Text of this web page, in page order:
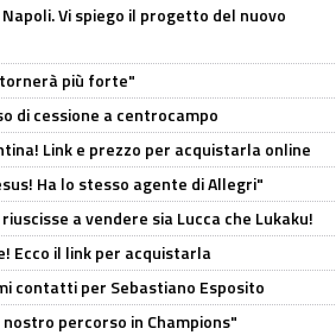
Vi spiego il progetto del nuovo
tornerà più forte"
di cessione a centrocampo
Link e prezzo per acquistarla online
Ha lo stesso agente di Allegri"
a vendere sia Lucca che Lukaku!
Ecco il link per acquistarla
contatti per Sebastiano Esposito
percorso in Champions"